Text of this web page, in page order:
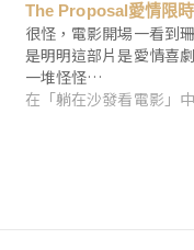
The Proposal愛情限
很怪，電影開場一看到
是明明這部片是愛情喜
一堆怪怪…
在「躺在沙發看電影」中